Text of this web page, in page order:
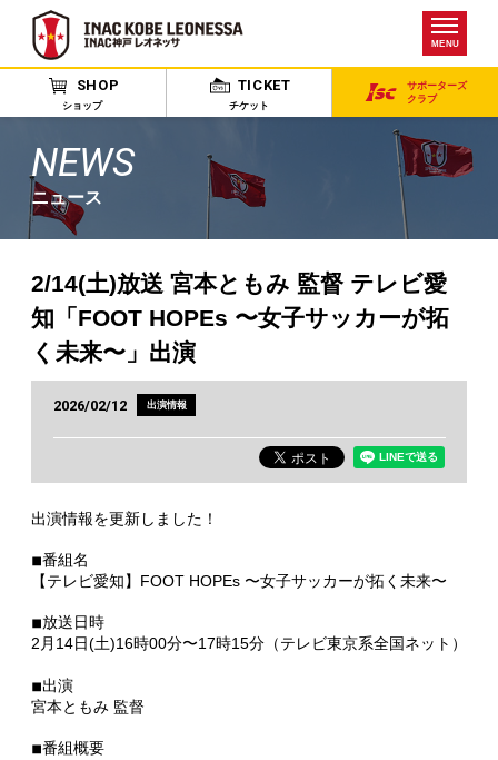
MENU
SHOP
ショップ
TICKET
チケット
サポーターズ
クラブ
NEWS
ニュース
2/14(土)放送 宮本ともみ 監督 テレビ愛
知「FOOT HOPEs 〜女子サッカーが拓
く未来〜」出演
2026/02/12 出演情報
出演情報を更新しました！
◾︎番組名
【テレビ愛知】FOOT HOPEs 〜女子サッカーが拓く未来〜
◾︎放送日時
2月14日(土)16時00分〜17時15分（テレビ東京系全国ネット）
◾︎出演
宮本ともみ 監督
◾︎番組概要